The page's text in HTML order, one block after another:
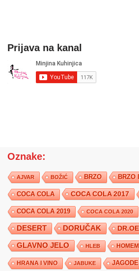
Prijava na kanal
Oznake:
AJVAR BOŽIĆ BRZO BRZO
COCA COLA COCA COLA 2017
COCA COLA 2019 COCA COLA 2020
DESERT DORUČAK
GLAVNO JELO HLEB
HRANA I VINO JABUKE JAGODE